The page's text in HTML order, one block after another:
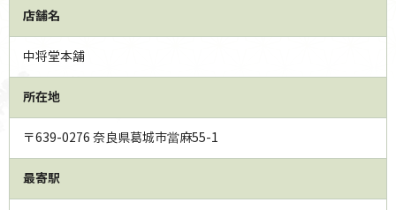
店舗名
中将堂本舗
所在地
〒639-0276 奈良県葛城市當麻55-1
最寄駅